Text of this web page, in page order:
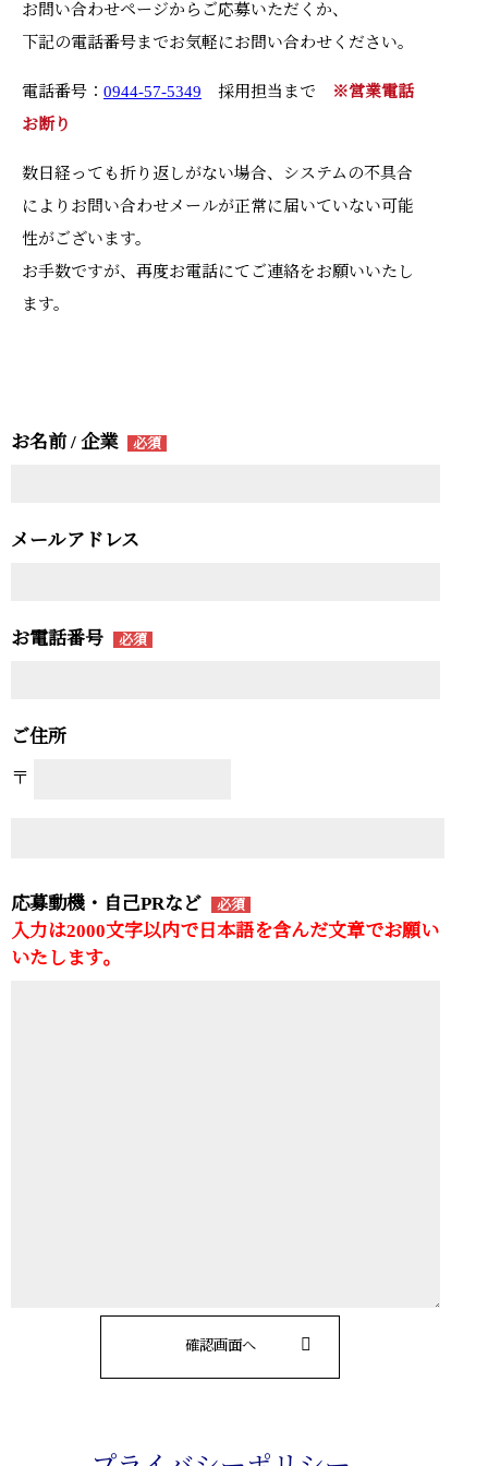
お問い合わせページからご応募いただくか、
下記の電話番号までお気軽にお問い合わせください。
電話番号： 0944-57-5349 採用担当まで
※営業電話
お断り
数日経っても折り返しがない場合、システムの不具合
によりお問い合わせメールが正常に届いていない可能
性がございます。
お手数ですが、再度お電話にてご連絡をお願いいたし
ます。
お名前 / 企業 必須
メールアドレス
お電話番号 必須
ご住所
〒
応募動機・自己PRなど 必須
入力は2000文字以内で日本語を含んだ文章でお願い
いたします。